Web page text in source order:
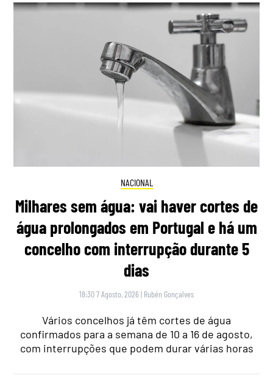
NACIONAL
Milhares sem água: vai haver cortes de
água prolongados em Portugal e há um
concelho com interrupção durante 5
dias
18:30 7 Agosto, 2026 | Rubén Gonçalves
Vários concelhos já têm cortes de água
confirmados para a semana de 10 a 16 de agosto,
com interrupções que podem durar várias horas